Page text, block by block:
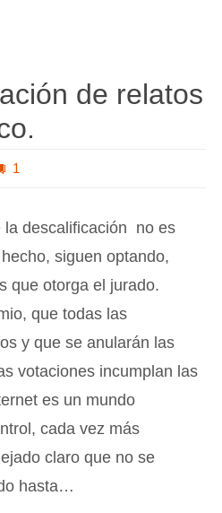
de relatos
1
la descalificación no es
siguen optando,
que otorga el jurado.
que todas las
y que se anularán las
votaciones incumplan las
es un mundo
cada vez más
claro que no se
hasta…